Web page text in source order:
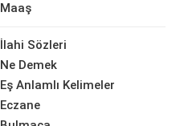
Maaş
İlahi Sözleri
Ne Demek
Eş Anlamlı Kelimeler
Eczane